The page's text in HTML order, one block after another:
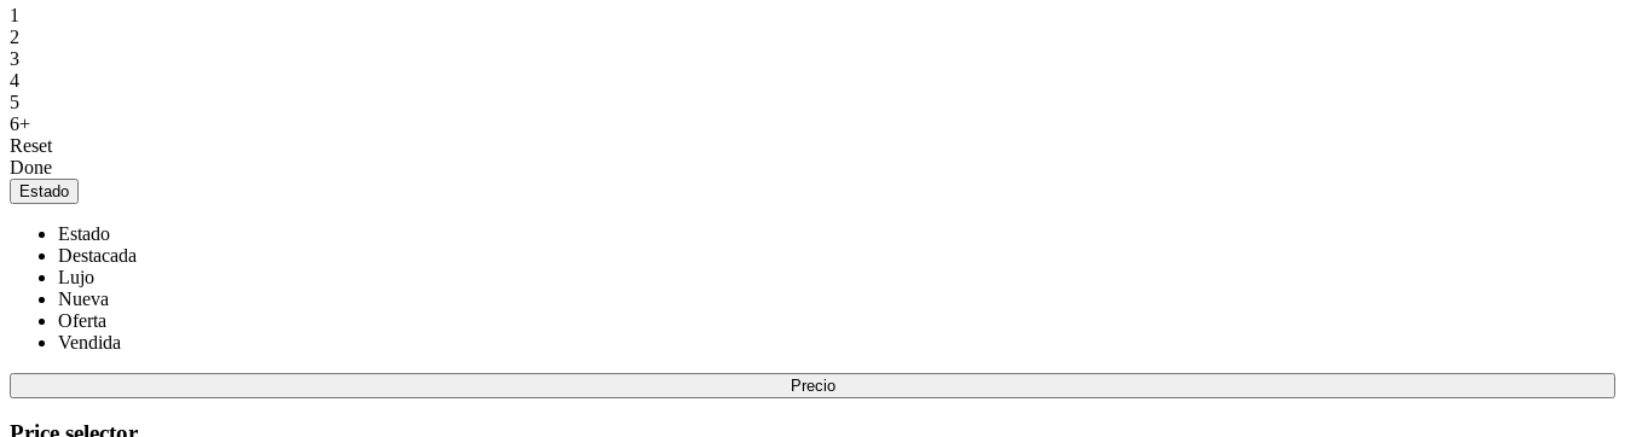
1
2
3
4
5
6+
Reset
Done
Estado
Estado
Destacada
Lujo
Nueva
Oferta
Vendida
Precio